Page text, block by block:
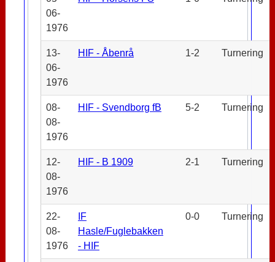
06-
1976
13-
06-
1976
HIF - Åbenrå 1-2 Turnering
08-
08-
1976
HIF - Svendborg fB 5-2 Turnering
12-
08-
1976
HIF - B 1909 2-1 Turnering
22-
08-
1976
IF
Hasle/Fuglebakken
- HIF
0-0 Turnering